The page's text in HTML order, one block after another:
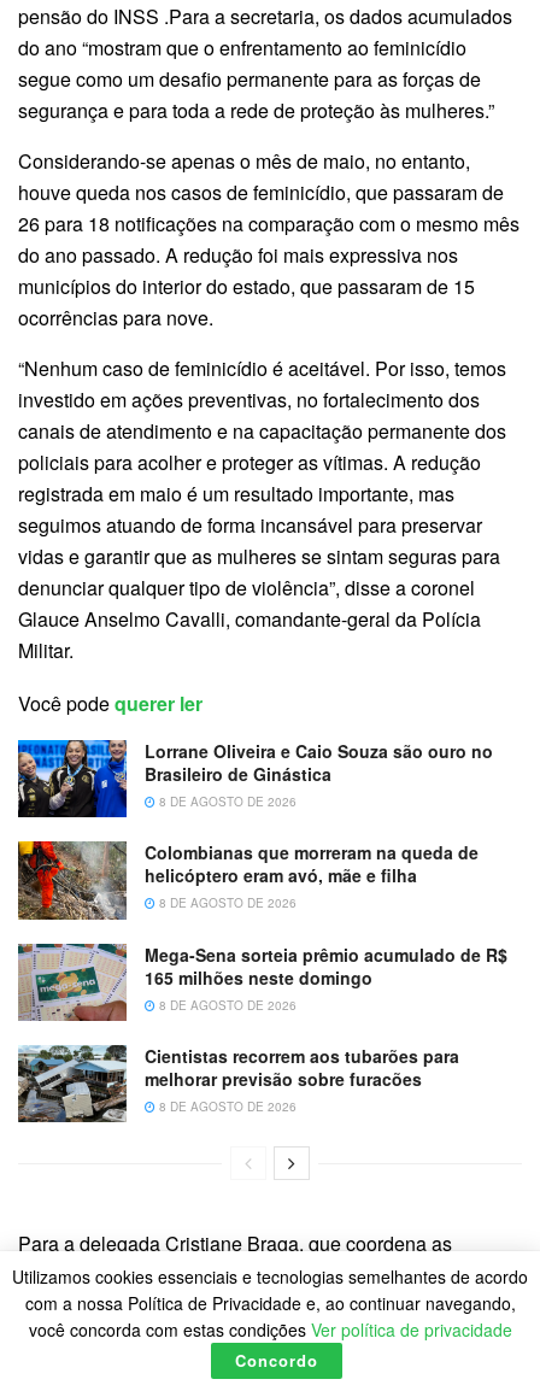
pensão do INSS .Para a secretaria, os dados acumulados
do ano “mostram que o enfrentamento ao feminicídio
segue como um desafio permanente para as forças de
segurança e para toda a rede de proteção às mulheres.”
Considerando-se apenas o mês de maio, no entanto,
houve queda nos casos de feminicídio, que passaram de
26 para 18 notificações na comparação com o mesmo mês
do ano passado. A redução foi mais expressiva nos
municípios do interior do estado, que passaram de 15
ocorrências para nove.
“Nenhum caso de feminicídio é aceitável. Por isso, temos
investido em ações preventivas, no fortalecimento dos
canais de atendimento e na capacitação permanente dos
policiais para acolher e proteger as vítimas. A redução
registrada em maio é um resultado importante, mas
seguimos atuando de forma incansável para preservar
vidas e garantir que as mulheres se sintam seguras para
denunciar qualquer tipo de violência”, disse a coronel
Glauce Anselmo Cavalli, comandante-geral da Polícia
Militar.
Você podequerer ler
Lorrane Oliveira e Caio Souza são ouro no
Brasileiro de Ginástica
8 DE AGOSTO DE 2026
Colombianas que morreram na queda de
helicóptero eram avó, mãe e filha
8 DE AGOSTO DE 2026
Mega-Sena sorteia prêmio acumulado de R$
165 milhões neste domingo
8 DE AGOSTO DE 2026
Cientistas recorrem aos tubarões para
melhorar previsão sobre furacões
8 DE AGOSTO DE 2026
Para a delegada Cristiane Braga, que coordena as
Delegacias de Defesa da Mulher do estado de São Paulo,
é preciso incentivar as pessoas a denunciar a violência
doméstica e familiar.
Utilizamos cookies essenciais e tecnologias semelhantes de acordo
com a nossa Política de Privacidade e, ao continuar navegando,
você concorda com estas condições Ver política de privacidade
Concordo